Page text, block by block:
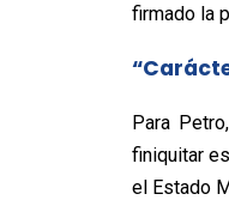
firmado la
Para
finiquitar
el Estado